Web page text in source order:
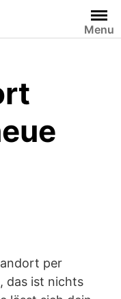
Menu
per
das ist nichts